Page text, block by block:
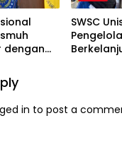
dengan
SWSC
in to post a